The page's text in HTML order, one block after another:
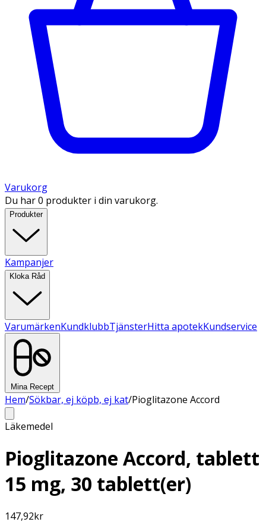
Varukorg
Du har 0 produkter i din varukorg.
Produkter
Kampanjer
Kloka Råd
VarumärkenKundklubbTjänsterHitta apotekKundservice
Mina Recept
Hem/Sökbar, ej köpb, ej kat/Pioglitazone Accord
Läkemedel
Pioglitazone Accord, tablett
15 mg, 30 tablett(er)
147,92kr